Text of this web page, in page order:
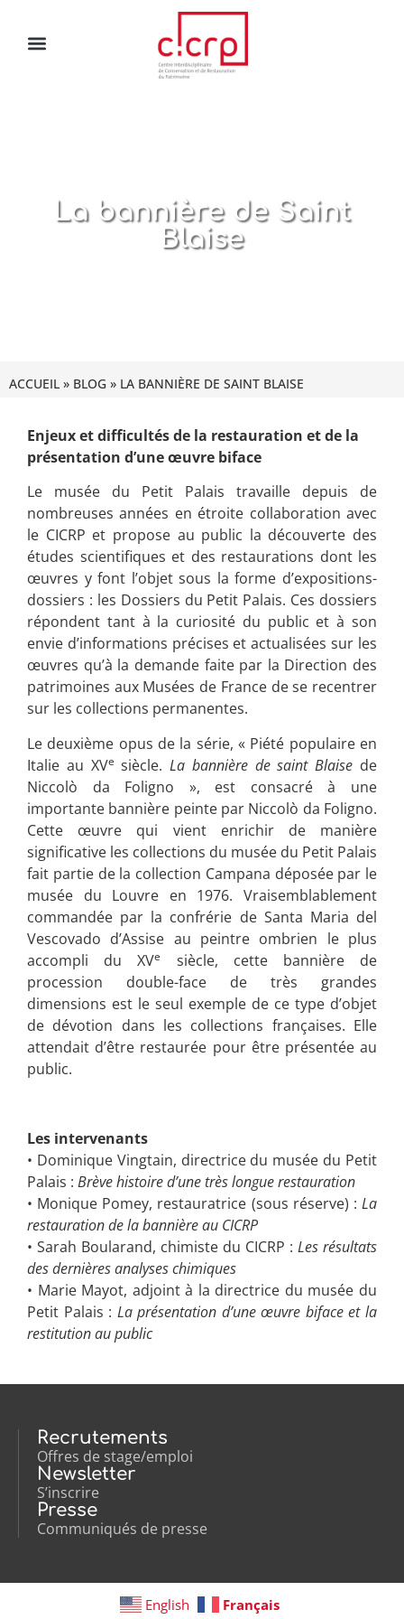
La bannière de Saint
Blaise
ACCUEIL » BLOG » LA BANNIÈRE DE SAINT BLAISE
Enjeux et difficultés de la restauration et de la
présentation d’une œuvre biface
Le musée du Petit Palais travaille depuis de
nombreuses années en étroite collaboration avec
le CICRP et propose au public la découverte des
études scientifiques et des restaurations dont les
œuvres y font l’objet sous la forme d’expositions-
dossiers : les Dossiers du Petit Palais. Ces dossiers
répondent tant à la curiosité du public et à son
envie d’informations précises et actualisées sur les
œuvres qu’à la demande faite par la Direction des
patrimoines aux Musées de France de se recentrer
sur les collections permanentes.
Le deuxième opus de la série, « Piété populaire en
Italie au XVe siècle.La bannière de saint Blaise de
Niccolò da Foligno », est consacré à une
importante bannière peinte par Niccolò da Foligno.
Cette œuvre qui vient enrichir de manière
significative les collections du musée du Petit Palais
fait partie de la collection Campana déposée par le
musée du Louvre en 1976. Vraisemblablement
commandée par la confrérie de Santa Maria del
Vescovado d’Assise au peintre ombrien le plus
accompli du XVe
siècle, cette bannière de
procession double-face de très grandes
dimensions est le seul exemple de ce type d’objet
de dévotion dans les collections françaises. Elle
attendait d’être restaurée pour être présentée au
public.
Les intervenants
• Dominique Vingtain, directrice du musée du Petit
Palais : Brève histoire d’une très longue restauration
• Monique Pomey, restauratrice (sous réserve) : La
restauration de la bannière au CICRP
• Sarah Boularand, chimiste du CICRP : Les résultats
des dernières analyses chimiques
• Marie Mayot, adjoint à la directrice du musée du
Petit Palais : La présentation d’une œuvre biface et la
restitution au public
Recrutements
Offres de stage/emploi
Newsletter
S’inscrire
Presse
Communiqués de presse
English Français